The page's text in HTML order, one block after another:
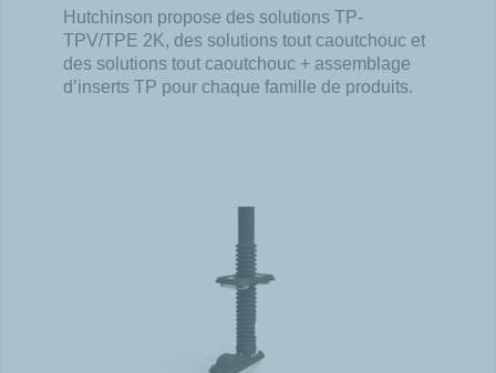
Hutchinson propose des solutions TP-
TPV/TPE 2K, des solutions tout caoutchouc et
des solutions tout caoutchouc + assemblage
d’inserts TP pour chaque famille de produits.